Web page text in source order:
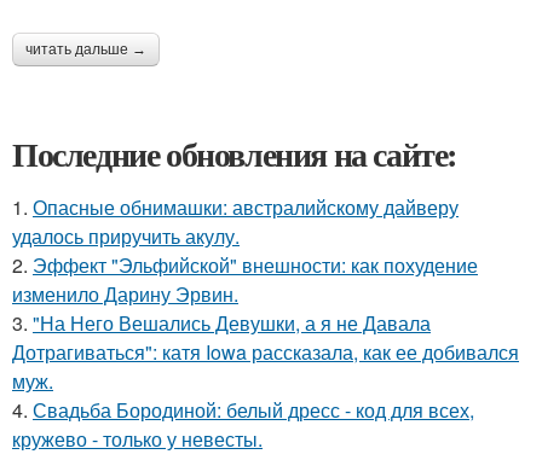
читать дальше →
Последние обновления на сайте:
1. Опасные обнимашки: австралийскому дайверу
удалось приручить акулу.
2. Эффект "Эльфийской" внешности: как похудение
изменило Дарину Эрвин.
3. "На Него Вешались Девушки, а я не Давала
Дотрагиваться": катя Iowa рассказала, как ее добивался
муж.
4. Свадьба Бородиной: белый дресс - код для всех,
кружево - только у невесты.